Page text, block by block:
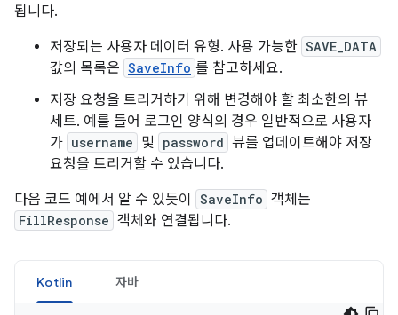
됩니다.
저장되는 사용자 데이터 유형. 사용 가능한 SAVE_DATA
값의 목록은 SaveInfo 를 참고하세요.
저장 요청을 트리거하기 위해 변경해야 할 최소한의 뷰
세트. 예를 들어 로그인 양식의 경우 일반적으로 사용자
가 username 및 password 뷰를 업데이트해야 저장
요청을 트리거할 수 있습니다.
다음 코드 예에서 알 수 있듯이
SaveInfo 객체는
FillResponse 객체와 연결됩니다.
Kotlin 자바